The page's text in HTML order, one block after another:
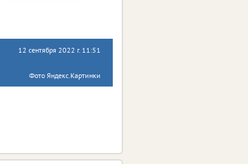
12 сентября 2022 г. 11:51
Фото Яндекс.Картинки